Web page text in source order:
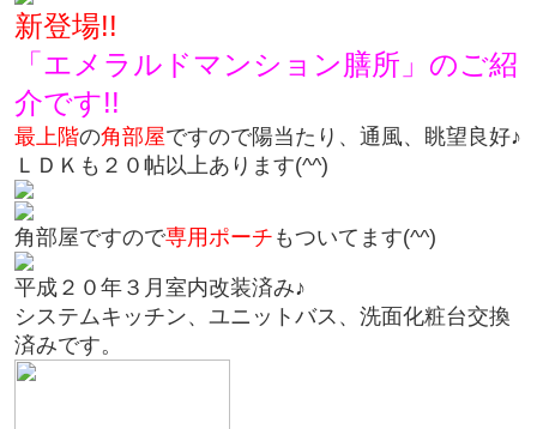
新登場!!
「エメラルドマンション膳所」のご紹
介です!!
最上階の角部屋ですので陽当たり、通風、眺望良好♪
ＬＤＫも２０帖以上あります(^^)
角部屋ですので専用ポーチ もついてます(^^)
平成２０年３月室内改装済み♪
システムキッチン、ユニットバス、洗面化粧台交換
済みです。